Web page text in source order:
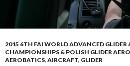
2015 6TH FAI WORLD ADVANCED GLIDER
CHAMPIONSHIPS & POLISH GLIDER
AEROBATICS, AIRCRAFT, GLIDER